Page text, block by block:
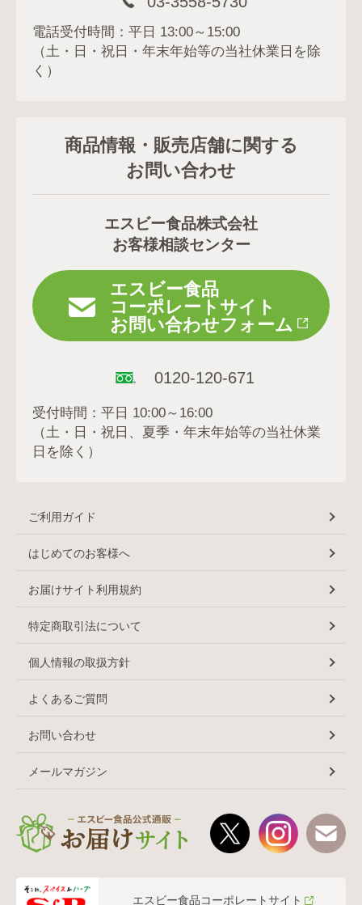
電話受付時間：平日 13:00～15:00
（土・日・祝日・年末年始等の当社休業日を除
く）
商品情報・販売店舗に関する
お問い合わせ
エスビー食品株式会社
お客様相談センター
エスビー食品
コーポレートサイト
お問い合わせフォーム
0120-120-671
受付時間：平日 10:00～16:00
（土・日・祝日、夏季・年末年始等の当社休業
日を除く）
ご利用ガイド
はじめてのお客様へ
お届けサイト利用規約
特定商取引法について
個人情報の取扱方針
よくあるご質問
お問い合わせ
メールマガジン
エスビー食品コーポレートサイト